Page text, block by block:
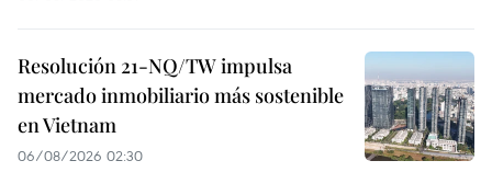
Resolución 21-NQ/TW impulsa
mercado inmobiliario más sostenible
en Vietnam
06/08/2026 02:30